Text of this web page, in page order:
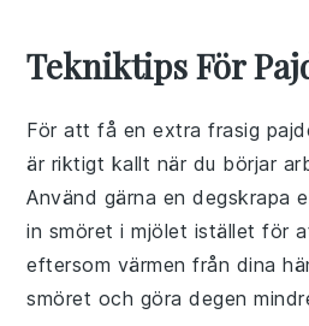
Tekniktips För
För att få en extra frasig
är riktigt kallt när du börjar
Använd gärna endegskrapa
in smöret i mjölet istället för
eftersom värmen från dina
smöret och göra degen